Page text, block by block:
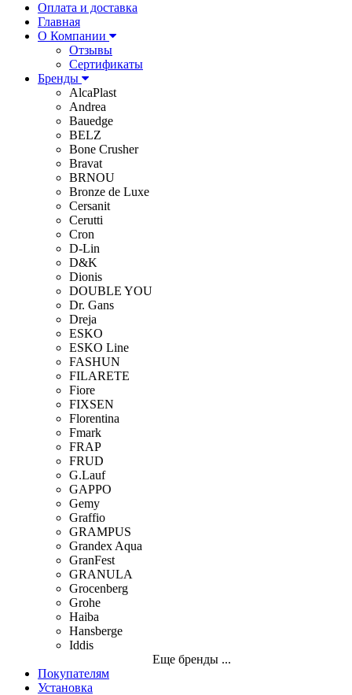
Оплата и доставка
Главная
О Компании
Отзывы
Сертификаты
Бренды
AlcaPlast
Andrea
Bauedge
BELZ
Bone Crusher
Bravat
BRNOU
Bronze de Luxe
Cersanit
Cerutti
Cron
D-Lin
D&K
Dionis
DOUBLE YOU
Dr. Gans
Dreja
ESKO
ESKO Line
FASHUN
FILARETE
Fiore
FIXSEN
Florentina
Fmark
FRAP
FRUD
G.Lauf
GAPPO
Gemy
Graffio
GRAMPUS
Grandex Aqua
GranFest
GRANULA
Grocenberg
Grohe
Haiba
Hansberge
Iddis
Еще бренды ...
Покупателям
Установка